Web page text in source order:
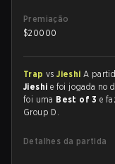
Premiação
$20000
Trap vsJieshiA
Jieshi e foi jogada no
foi uma Best of 3e
Group D.
Detalhes da partida